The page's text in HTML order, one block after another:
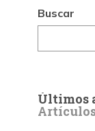
Buscar
Últimos